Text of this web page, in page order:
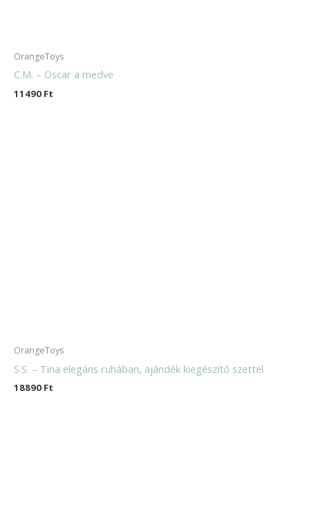
OrangeToys
C.M. – Oscar a medve
11490 Ft
OrangeToys
S.S. – Tina elegáns ruhában, ajándék kiegészítő szettel
18890 Ft